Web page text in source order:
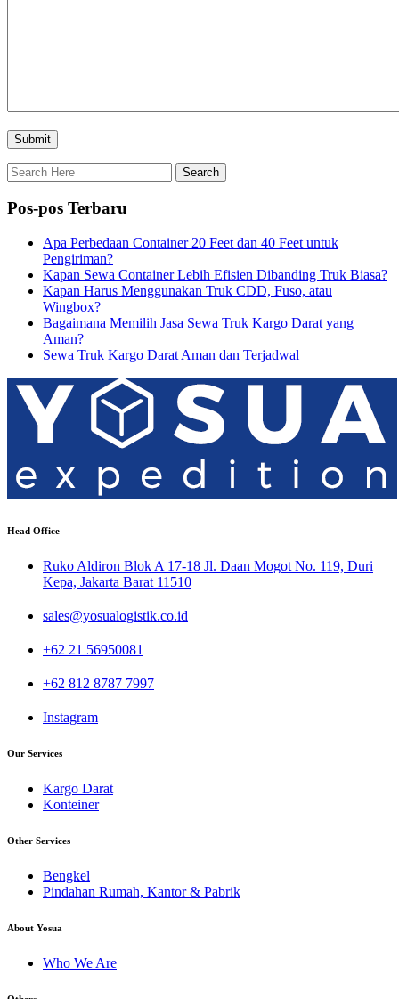
Pos-pos Terbaru
Apa Perbedaan Container 20 Feet dan 40 Feet untuk
Pengiriman?
Kapan Sewa Container Lebih Efisien Dibanding Truk Biasa?
Kapan Harus Menggunakan Truk CDD, Fuso, atau
Wingbox?
Bagaimana Memilih Jasa Sewa Truk Kargo Darat yang
Aman?
Sewa Truk Kargo Darat Aman dan Terjadwal
Head Office
Ruko Aldiron Blok A 17-18 Jl. Daan Mogot No. 119, Duri
Kepa, Jakarta Barat 11510
sales@yosualogistik.co.id
+62 21 56950081
+62 812 8787 7997
Instagram
Our Services
Kargo Darat
Konteiner
Other Services
Bengkel
Pindahan Rumah, Kantor & Pabrik
About Yosua
Who We Are